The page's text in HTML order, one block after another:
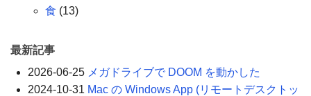
食 (13)
最新記事
2026-06-25 メガドライブで DOOM を動かした
2024-10-31 Mac の Windows App (リモートデスクトッ